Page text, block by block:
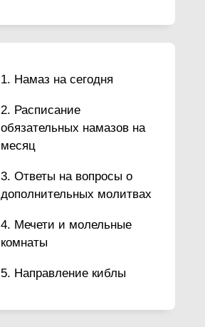
Намаз на сегодня
Расписание
обязательных намазов на
месяц
Ответы на вопросы о
дополнительных молитвах
Мечети и молельные
комнаты
Направление киблы